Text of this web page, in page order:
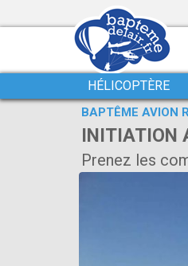
HÉLICOPTÈRE
BAPTÊME AVION
INITIATION
Prenez les